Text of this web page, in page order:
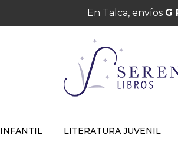
En Talca, envíos G
INFANTIL LITERATURA JUVENIL